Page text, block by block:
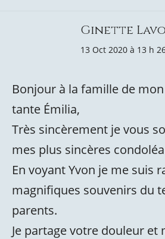
Ginette
13 Oct 2020 à 13 h
Bonjour à la famille de
tante Émilia,
Très sincèrement je vous
mes plus sincères
En voyant Yvon je me suis
magnifiques souvenirs du
parents.
Je partage votre douleur et